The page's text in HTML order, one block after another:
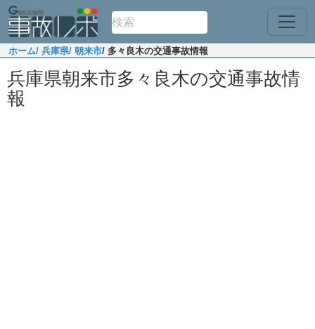
ホーム/ 兵庫県/ 朝来市/ 多々良木の交通事故情報
兵庫県朝来市多々良木の交通事故情
報